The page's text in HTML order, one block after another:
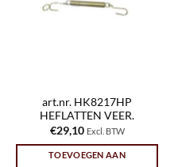
art.nr. HK8217HP
HEFLATTEN VEER.
€29,10 Excl. BTW
TOEVOEGEN AAN